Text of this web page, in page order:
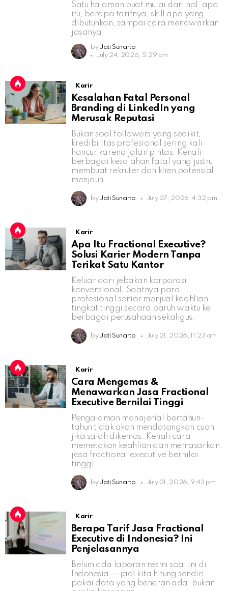
Satu halaman buat mulai dari nol: apa
itu, berapa tarifnya, skill apa yang
dibutuhkan, sampai cara menawarkan
jasanya.
by Jati Sunarto
July 24, 2026, 5:29 pm
Karir
Kesalahan Fatal Personal
Branding di LinkedIn yang
Merusak Reputasi
Bukan soal followers yang sedikit,
kredibilitas profesional sering kali
hancur karena jalan pintas. Kenali
berbagai kesalahan fatal yang justru
membuat rekruter dan klien potensial
menjauh.
by Jati Sunarto July 27, 2026, 4:32 pm
Karir
Apa Itu Fractional Executive?
Solusi Karier Modern Tanpa
Terikat Satu Kantor
Keluar dari jebakan korporasi
konvensional. Saatnya para
profesional senior menjual keahlian
tingkat tinggi secara paruh waktu ke
berbagai perusahaan sekaligus.
by Jati Sunarto July 21, 2026, 11:23 am
Karir
Cara Mengemas &
Menawarkan Jasa Fractional
Executive Bernilai Tinggi
Pengalaman manajerial bertahun-
tahun tidak akan mendatangkan cuan
jika salah dikemas. Kenali cara
memetakan keahlian dan memasarkan
jasa fractional executive bernilai
tinggi.
by Jati Sunarto July 21, 2026, 9:43 pm
Karir
Berapa Tarif Jasa Fractional
Executive di Indonesia? Ini
Penjelasannya
Belum ada laporan resmi soal ini di
Indonesia — jadi kita hitung sendiri
pakai data yang beneran ada, bukan